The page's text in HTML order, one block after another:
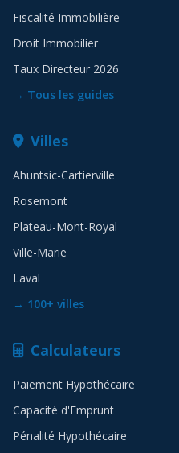
Fiscalité Immobilière
Droit Immobilier
Taux Directeur 2026
→ Tous les guides
Villes
Ahuntsic-Cartierville
Rosemont
Plateau-Mont-Royal
Ville-Marie
Laval
→ 100+ villes
Calculateurs
Paiement Hypothécaire
Capacité d'Emprunt
Pénalité Hypothécaire